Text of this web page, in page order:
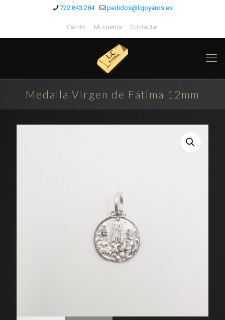
722 843 284 pedidos@lcjoyeros.es
Carrito Mi cuenta Contactar
Medalla Virgen de Fátima 12mm